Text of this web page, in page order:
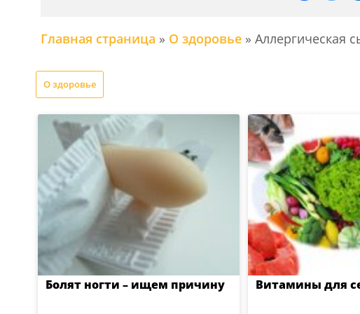
Главная страница » О здоровье» Аллергическая
О здоровье
Болят ногти – ищем причину Витамины для